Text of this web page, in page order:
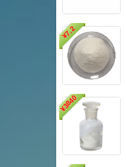
¥
7.2
¥
3840